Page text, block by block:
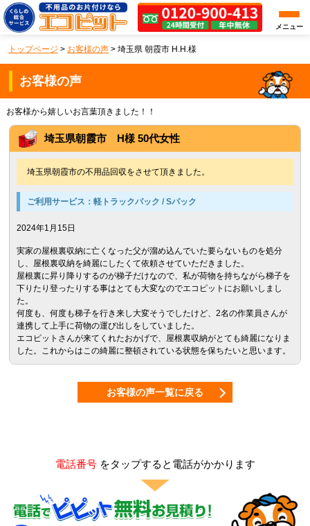
メニュー
トップページ > お客様の声 > 埼玉県 朝霞市 H.H.様
お客様の声
お客様から嬉しいお言葉頂きました！！
埼玉県朝霞市 H様 50代女性
埼玉県朝霞市の不用品回収をさせて頂きました。
ご利用サービス：軽トラックパック / Sパック
2024年1月15日
実家の屋根裏収納に亡くなった父が溜め込んでいた要らないものを処分
し、屋根裏収納を綺麗にしたくて依頼させていただきました。
屋根裏に昇り降りするのが梯子だけなので、私が荷物を持ちながら梯子を
下りたり登ったりする事はとても大変なのでエコピットにお願いしまし
た。
何度も、何度も梯子を行き来し大変そうでしたけど、2名の作業員さんが
連携して上手に荷物の運び出しをしていました。
エコピットさんが来てくれたおかげで、屋根裏収納がとても綺麗になりま
した。これからはこの綺麗に整頓されている状態を保ちたいと思います。
お客様の声一覧に戻る
電話番号をタップすると電話がかかります